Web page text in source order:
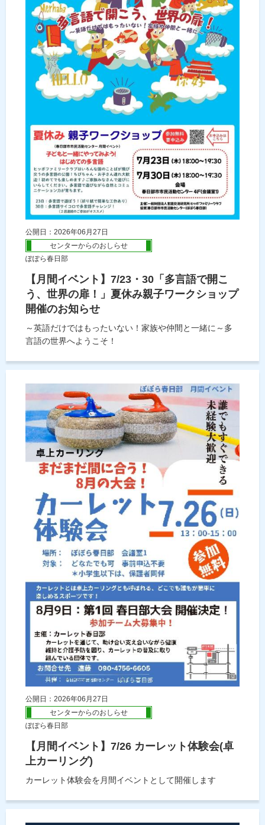
公開日：2026年06月27日
センターからのおしらせ
ぽぽら春日部
【月間イベント】7/23・30「多言語で開こ
う、世界の扉！」夏休み親子ワークショップ
開催のお知らせ
～英語だけではもったいない！家族や仲間と一緒に～多
言語の世界へようこそ！
公開日：2026年06月27日
センターからのおしらせ
ぽぽら春日部
【月間イベント】7/26 カーレット体験会(卓
上カーリング)
カーレット体験会を月間イベントとして開催します